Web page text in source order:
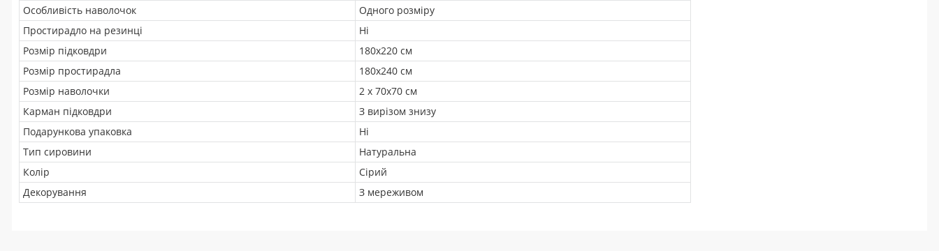
Особливість наволочок
Одного розміру
Простирадло на резинці
Ні
Розмір підковдри
180х220 см
Розмір простирадла
180x240 см
Розмір наволочки
2 х 70х70 см
Карман підковдри
З вирізом знизу
Подарункова упаковка
Ні
Тип сировини
Натуральна
Колір
Сірий
Декорування
З мереживом